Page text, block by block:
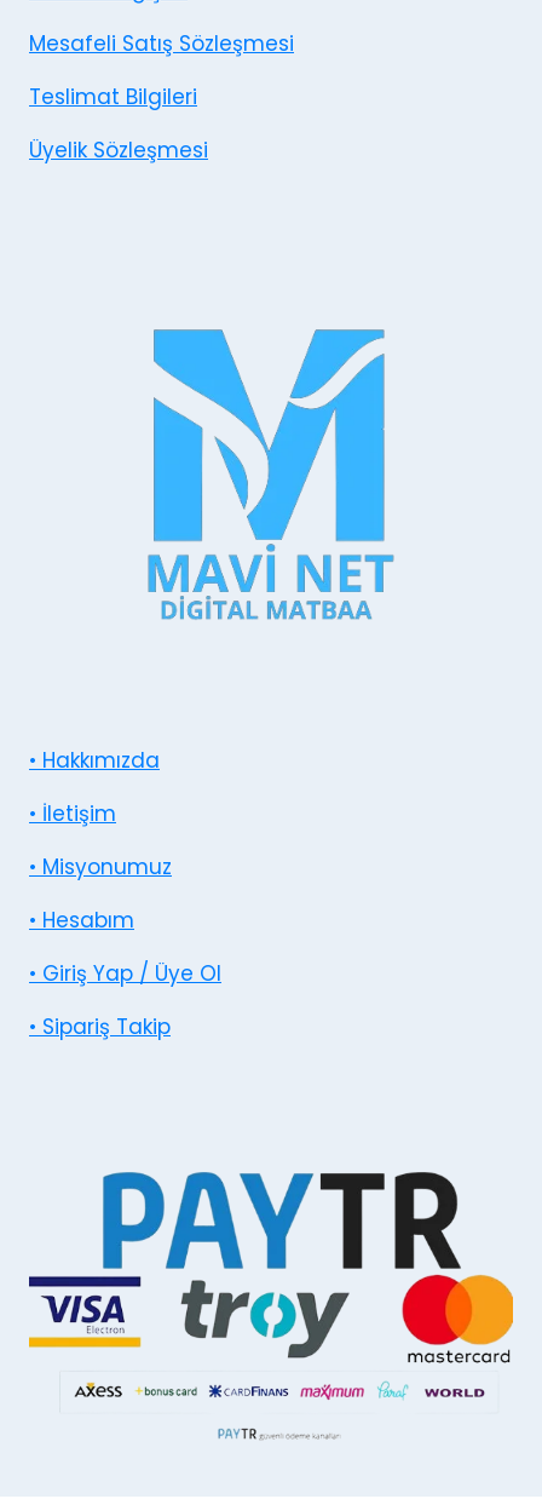
Mesafeli Satış Sözleşmesi
Teslimat Bilgileri
Üyelik Sözleşmesi
• Hakkımızda
• İletişim
• Misyonumuz
• Hesabım
• Giriş Yap / Üye Ol
• Sipariş Takip